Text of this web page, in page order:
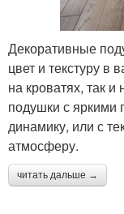
Декоративные
цвет и текстуру в
на кроватях, так
подушки с яркими
динамику, или с
атмосферу.
читать дальше →